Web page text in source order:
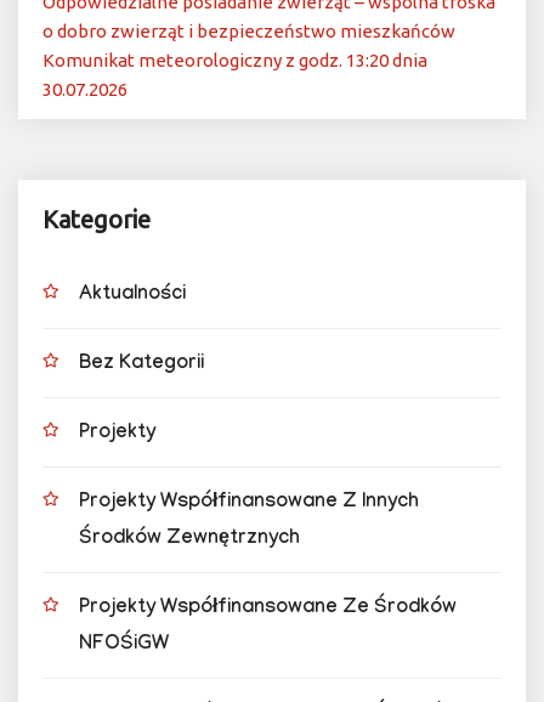
o dobro zwierząt i bezpieczeństwo mieszkańców
Komunikat meteorologiczny z godz. 13:20 dnia
30.07.2026
Kategorie
Aktualności
Bez Kategorii
Projekty
Projekty Współfinansowane Z Innych
Środków Zewnętrznych
Projekty Współfinansowane Ze Środków
NFOŚiGW